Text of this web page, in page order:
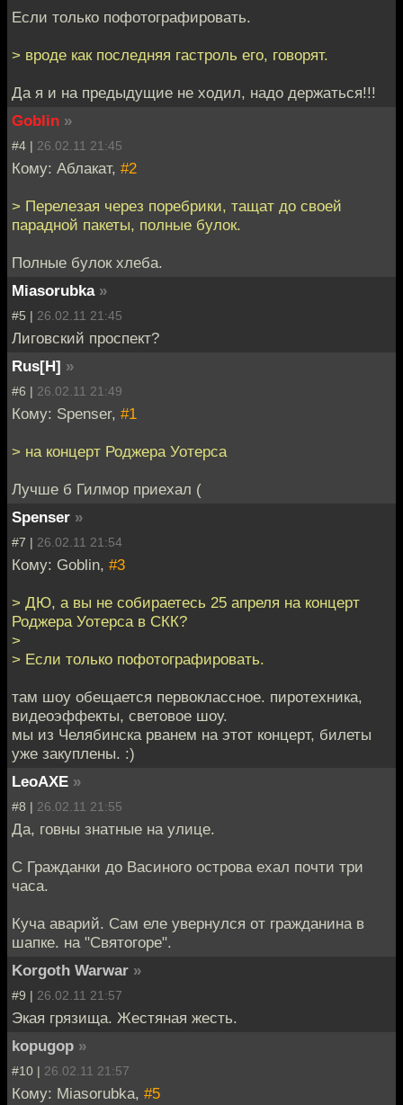
Если только пофотографировать.
> вроде как последняя гастроль его, говорят.
Да я и на предыдущие не ходил, надо держаться!!!
Goblin »
#4 | 26.02.11 21:45
Кому: Аблакат, #2
> Перелезая через поребрики, тащат до своей
парадной пакеты, полные булок.
Полные булок хлеба.
Miasorubka »
#5 | 26.02.11 21:45
Лиговский проспект?
Rus[H] »
#6 | 26.02.11 21:49
Кому: Spenser, #1
> на концерт Роджера Уотерса
Лучше б Гилмор приехал (
Spenser »
#7 | 26.02.11 21:54
Кому: Goblin, #3
> ДЮ, а вы не собираетесь 25 апреля на концерт
Роджера Уотерса в СКК?
>
> Если только пофотографировать.
там шоу обещается первоклассное. пиротехника,
видеоэффекты, световое шоу.
мы из Челябинска рванем на этот концерт, билеты
уже закуплены. :)
LeoAXE »
#8 | 26.02.11 21:55
Да, говны знатные на улице.
С Гражданки до Васиного острова ехал почти три
часа.
Куча аварий. Сам еле увернулся от гражданина в
шапке. на "Святогоре".
Korgoth Warwar »
#9 | 26.02.11 21:57
Экая грязища. Жестяная жесть.
kopugop »
#10 | 26.02.11 21:57
Кому: Miasorubka, #5